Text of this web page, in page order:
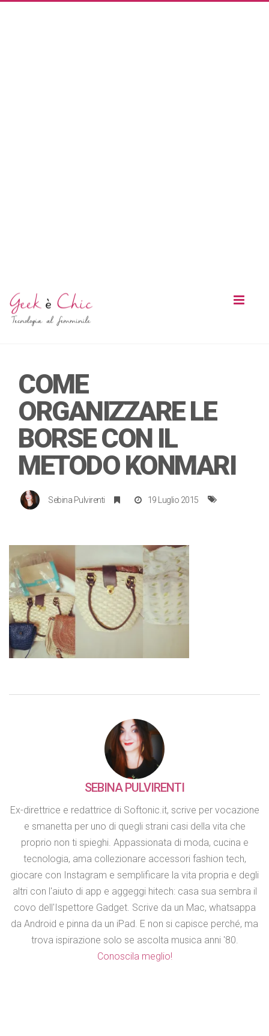
COME
ORGANIZZARE LE
BORSE CON IL
METODO KONMARI
Sebina Pulvirenti 19 Luglio 2015
SEBINA PULVIRENTI
Ex-direttrice e redattrice di Softonic.it, scrive per vocazione
e smanetta per uno di quegli strani casi della vita che
proprio non ti spieghi. Appassionata di moda, cucina e
tecnologia, ama collezionare accessori fashion tech,
giocare con Instagram e semplificare la vita propria e degli
altri con l'aiuto di app e aggeggi hitech: casa sua sembra il
covo dell'Ispettore Gadget. Scrive da un Mac, whatsappa
da Android e pinna da un iPad. E non si capisce perché, ma
trova ispirazione solo se ascolta musica anni '80.
Conoscila meglio!